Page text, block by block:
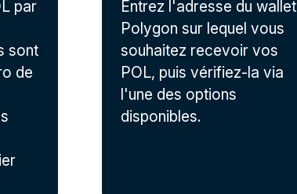
par
sont
de
Entrez l'adresse du wallet
Polygon sur lequel vous
souhaitez recevoir vos
POL, puis vérifiez-la via
l'une des options
disponibles.